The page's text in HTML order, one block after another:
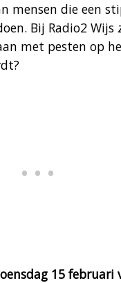
mensen die een
Bij Radio2
met pesten op
15